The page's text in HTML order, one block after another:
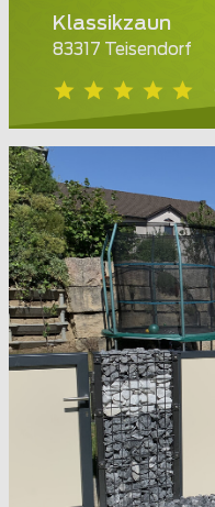
Klassikzaun
83317 Teisendorf